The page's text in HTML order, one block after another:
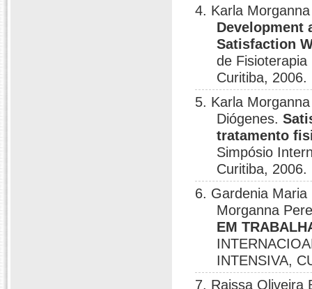
4. Karla
Development
Satisfaction
de
Curitiba, 2006.
5. Karla
Diógenes.
tratamento
Simpósio
Curitiba, 2006.
6. Gardenia Maria
Morganna
EM
INTENSIVA,
7. Raissa Oliveira